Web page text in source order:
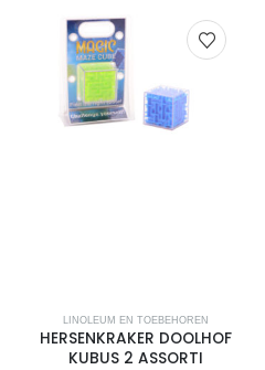
LINOLEUM EN TOEBEHOREN
HERSENKRAKER DOOLHOF
KUBUS 2 ASSORTI